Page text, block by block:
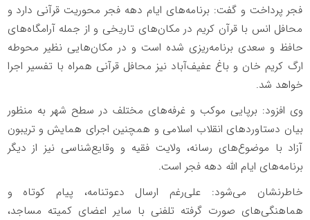
فجر پرداخت و گفت: برنامه‌های ایام دهه فجر محوریت قرآنی دارد و
محافل انس با قرآن کریم در مکان‌های تاریخی و از جمله آرامگاه‌های
حافظ و سعدی برنامه‌ریزی شده است و در مکان‌هایی نظیر محوطه
ارگ کریم خان و باغ عفیف‌آباد نیز محافل قرآنی همراه با تفسیر اجرا
خواهد شد.
وی افزود: برپایی موکب و غرفه‌های مختلف در سطح شهر به منظور
بیان دستاوردهای انقلاب اسلامی و همچنین اجرای همایش و تریبون
آزاد با موضوع‌های رسانه، ولایت فقیه و وقایع‌شناسی نیز از دیگر
برنامه‌های ایام الله دهه فجر است.
خاطرنشان می‌شود: علی‌رغم ارسال دعوتنامه، پیام کوتاه و
هماهنگی‌های صورت گرفته تلفنی با سایر اعضای کمیته مساجد،